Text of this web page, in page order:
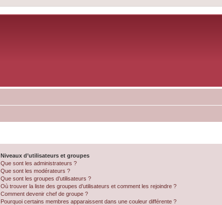
Niveaux d’utilisateurs et groupes
Que sont les administrateurs ?
Que sont les modérateurs ?
Que sont les groupes d’utilisateurs ?
Où trouver la liste des groupes d’utilisateurs et comment les rejoindre ?
Comment devenir chef de groupe ?
Pourquoi certains membres apparaissent dans une couleur différente ?